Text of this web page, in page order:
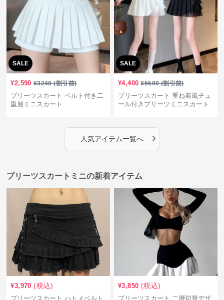
SALE
¥2,590 ¥3240(割引前)
プリーツスカート ベルト付き二
重層ミニスカート
SALE
¥4,400 ¥5500(割引前)
プリーツスカート 重ね着風チュ
ール付きプリーツミニスカート
人気アイテム一覧へ ›
プリーツスカートミニの新着アイテム
¥3,970 (税込)
プリーツスカート ハトメベルト
¥3,850 (税込)
プリーツスカート 二層切替デザ